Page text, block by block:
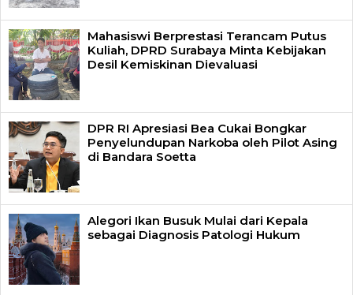
Mahasiswi Berprestasi Terancam Putus
Kuliah, DPRD Surabaya Minta Kebijakan
Desil Kemiskinan Dievaluasi
DPR RI Apresiasi Bea Cukai Bongkar
Penyelundupan Narkoba oleh Pilot Asing
di Bandara Soetta
Alegori Ikan Busuk Mulai dari Kepala
sebagai Diagnosis Patologi Hukum